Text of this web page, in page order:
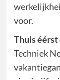
voor.
Thuis éérst
Techniek